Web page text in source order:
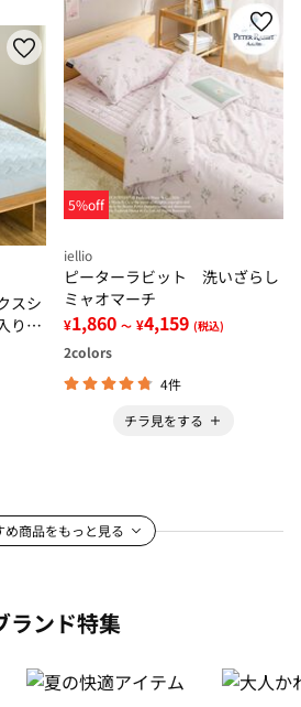
スシ
り・
・
5%off
iellio
ピーターラビット 洗いざらし
ミャオマーチ
¥1,860 ～ ¥4,159 (税込)
2colors
4件
チラ見をする
め商品をもっと見る
ランド特集